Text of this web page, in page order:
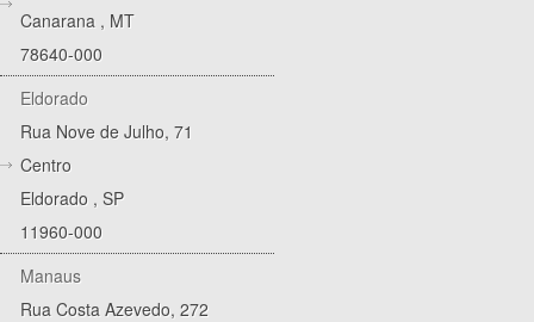
Canarana , MT
78640-000
Eldorado
Rua Nove de Julho, 71
Centro
Eldorado , SP
11960-000
Manaus
Rua Costa Azevedo, 272